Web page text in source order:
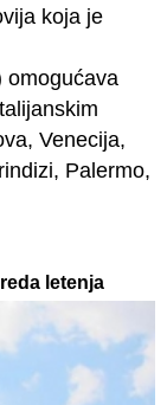
koja je
omogućava
Venecija,
Palermo,
letenja